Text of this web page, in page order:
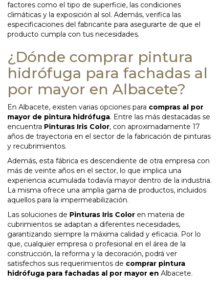
factores como el tipo de superficie, las condiciones
climáticas y la exposición al sol. Además, verifica las
especificaciones del fabricante para asegurarte de que el
producto cumpla con tus necesidades.
¿Dónde comprar pintura
hidrófuga para fachadas al
por mayor en Albacete?
En Albacete, existen varias opciones para compras al por
mayor de pintura hidrófuga. Entre las más destacadas se
encuentra Pinturas Iris Color, con aproximadamente 17
años de trayectoria en el sector de la fabricación de pinturas
y recubrimientos.
Además, esta fábrica es descendiente de otra empresa con
más de veinte años en el sector, lo que implica una
experiencia acumulada todavía mayor dentro de la industria.
La misma ofrece una amplia gama de productos, incluidos
aquellos para la impermeabilización.
Las soluciones de Pinturas Iris Color en materia de
cubrimientos se adaptan a diferentes necesidades,
garantizando siempre la máxima calidad y eficacia. Por lo
que, cualquier empresa o profesional en el área de la
construcción, la reforma y la decoración, podrá ver
satisfechos sus requerimientos de comprar pintura
hidrófuga para fachadas al por mayor en Albacete.